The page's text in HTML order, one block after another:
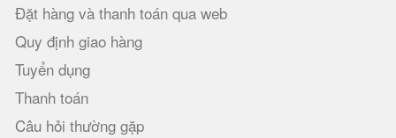
Đặt hàng và thanh toán qua web
Quy định giao hàng
Tuyển dụng
Thanh toán
Câu hỏi thường gặp